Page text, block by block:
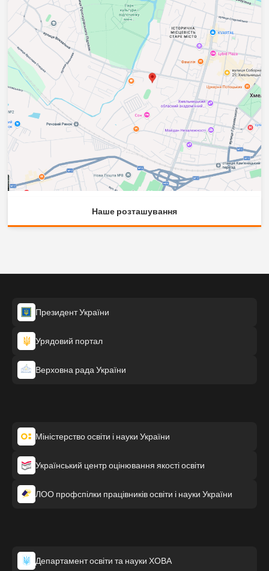
Наше розташування
Президент України
Урядовий портал
Верховна рада України
Міністерство освіти і науки України
Український центр оцінювання якості освіти
ЛОО профспілки працівників освіти і науки України
Департамент освіти та науки ХОВА